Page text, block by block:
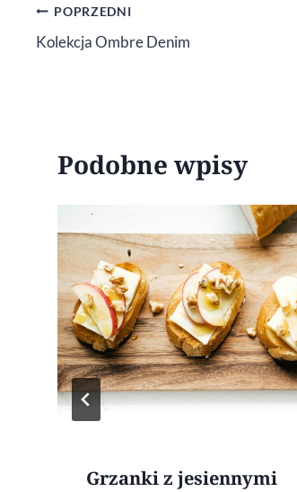
Nawigacja
wpisu
POPRZEDNI
Kolekcja Ombre Denim
Podobne wpisy
Grzanki z jesiennymi